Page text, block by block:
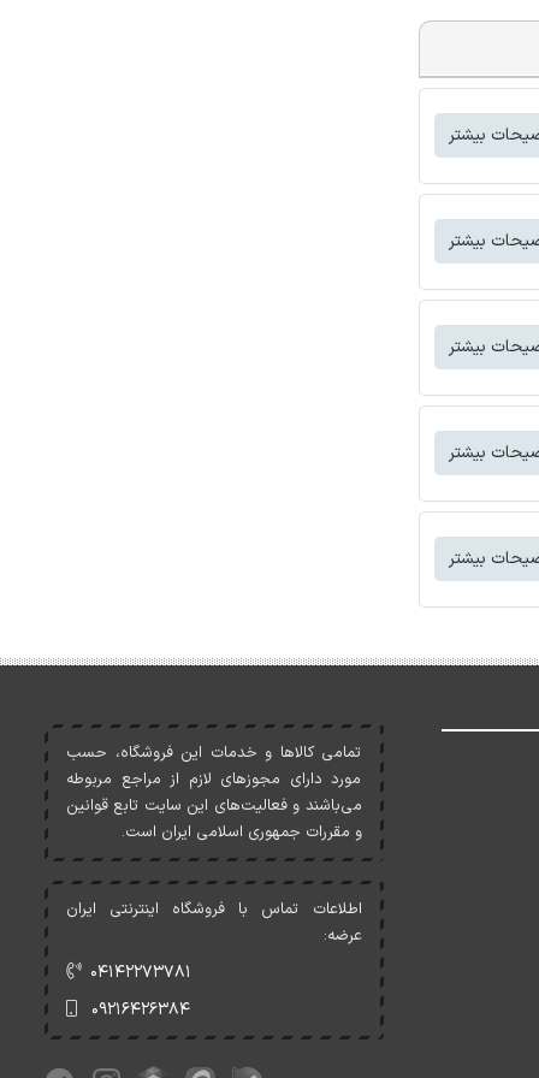
بیشتر
بیشتر
بیشتر
بیشتر
بیشتر
تمامی کالاها و خدمات اين فروشگاه، حسب
مورد دارای مجوزهای لازم از مراجع مربوطه
می‌باشند و فعاليت‌های اين سايت تابع قوانين
و مقررات جمهوری اسلامی ايران است.
اطلاعات تماس با فروشگاه اینترنتی ایران
عرضه:
۰۴۱۴۲۲۷۳۷۸۱
۰۹۲۱۶۴۲۶۳۸۴